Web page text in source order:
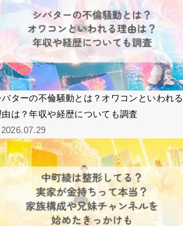
バターの不倫騒動とは？オワコンといわれる
由は？年収や経歴についても調査
2026.07.29